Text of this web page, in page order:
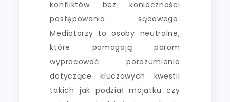
konfliktów bez konieczności
postępowania sądowego.
Mediatorzy to osoby neutralne,
które pomagają parom
wypracować porozumienie
dotyczące kluczowych kwestii
takich jak podział majątku czy